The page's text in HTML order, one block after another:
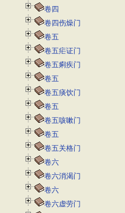
卷四
卷四伤燥门
卷五
卷五疟证门
卷五痢疾门
卷五
卷五痰饮门
卷五
卷五咳嗽门
卷五
卷五关格门
卷六
卷六消渴门
卷六
卷六虚劳门